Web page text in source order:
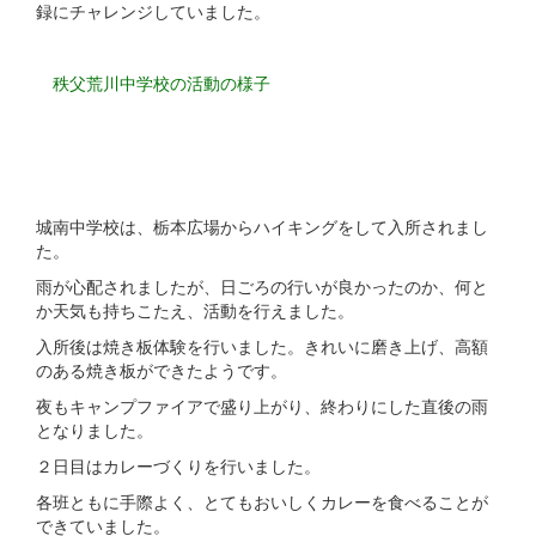
録にチャレンジしていました。
秩父荒川中学校の活動の様子
城南中学校は、栃本広場からハイキングをして入所されまし
た。
雨が心配されましたが、日ごろの行いが良かったのか、何と
か天気も持ちこたえ、活動を行えました。
入所後は焼き板体験を行いました。きれいに磨き上げ、高額
のある焼き板ができたようです。
夜もキャンプファイアで盛り上がり、終わりにした直後の雨
となりました。
２日目はカレーづくりを行いました。
各班ともに手際よく、とてもおいしくカレーを食べることが
できていました。